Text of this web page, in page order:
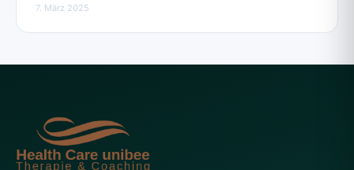
7. März 2025